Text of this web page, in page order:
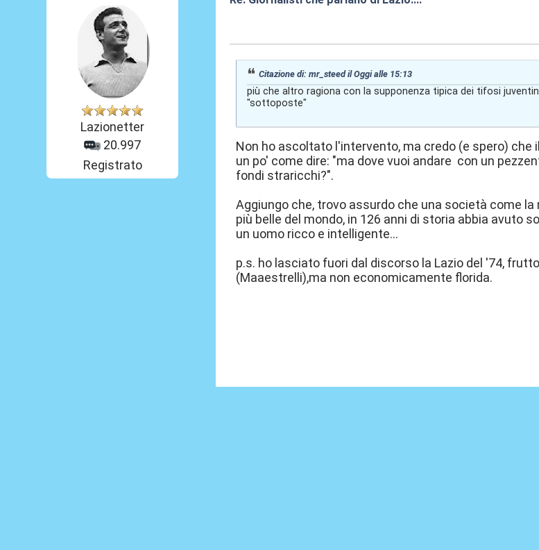
Lazionetter
20.997
Registrato
Citazione di: mr_steed ilOggialle 15:13
più che altro ragiona con la supponenza tipica dei tifosi
"sottoposte"
Non ho ascoltato l'intervento, ma credo (e spero)
un po' come dire: "ma dove vuoi andare con un
fondi straricchi?".
Aggiungo che, trovo assurdo che una società come
più belle del mondo, in 126 anni di storia abbia avuto
un uomo ricco e intelligente...
p.s. ho lasciato fuori dal discorso la Lazio del '74,
(Maaestrelli),ma non economicamente florida.